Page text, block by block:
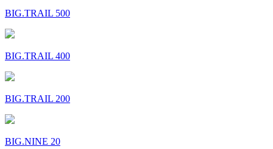
BIG.TRAIL 500
BIG.TRAIL 400
BIG.TRAIL 200
BIG.NINE 20